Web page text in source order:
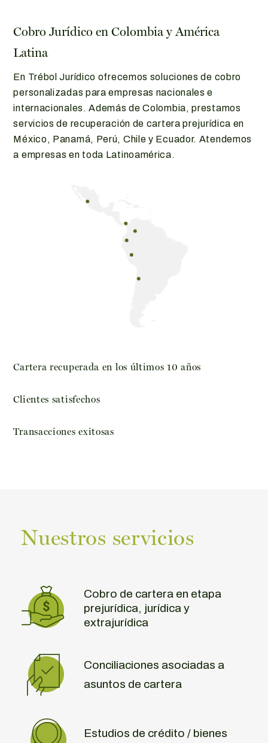
Cobro Jurídico en Colombia y América
Latina
En Trébol Jurídico ofrecemos soluciones de cobro
personalizadas para empresas nacionales e
internacionales. Además de Colombia, prestamos
servicios de recuperación de cartera prejurídica en
México, Panamá, Perú, Chile y Ecuador. Atendemos
a empresas en toda Latinoamérica.
Cartera recuperada en los últimos 10 años
Clientes satisfechos
Transacciones exitosas
Nuestros servicios
Cobro de cartera en etapa
prejurídica, jurídica y
extrajurídica
Conciliaciones asociadas a
asuntos de cartera
Estudios de crédito / bienes